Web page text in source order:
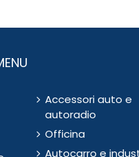
Accessori auto e
autoradio
Officina
Autocarro e